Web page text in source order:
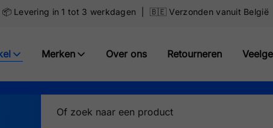
Levering in 1 tot 3 werkdagen | 🇧🇪 Verzonden vanuit België
Merken Over ons Retourneren